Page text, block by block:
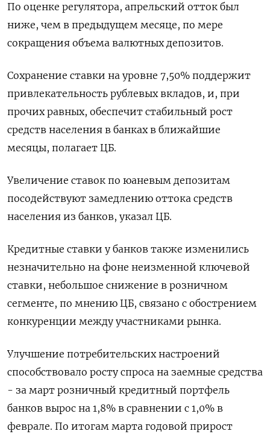
По оценке регулятора, апрельский отток был
ниже, чем в предыдущем месяце, по мере
сокращения объема валютных депозитов.
Сохранение ставки на уровне 7,50% поддержит
привлекательность рублевых вкладов, и, при
прочих равных, обеспечит стабильный рост
средств населения в банках в ближайшие
месяцы, полагает ЦБ.
Увеличение ставок по юаневым депозитам
посодействуют замедлению оттока средств
населения из банков, указал ЦБ.
Кредитные ставки у банков также изменились
незначительно на фоне неизменной ключевой
ставки, небольшое снижение в розничном
сегменте, по мнению ЦБ, связано с обострением
конкуренции между участниками рынка.
Улучшение потребительских настроений
способствовало росту спроса на заемные средства
- за март розничный кредитный портфель
банков вырос на 1,8% в сравнении с 1,0% в
феврале. По итогам марта годовой прирост